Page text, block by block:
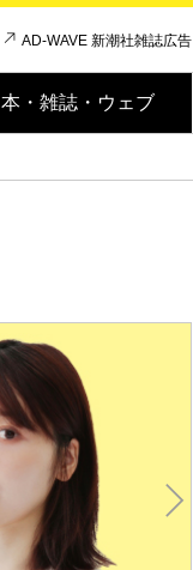
AD-WAVE 新潮社雑誌広告
本・雑誌・ウェブ